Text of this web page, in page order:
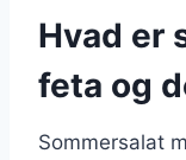
Hvad er
feta og
Sommersalat